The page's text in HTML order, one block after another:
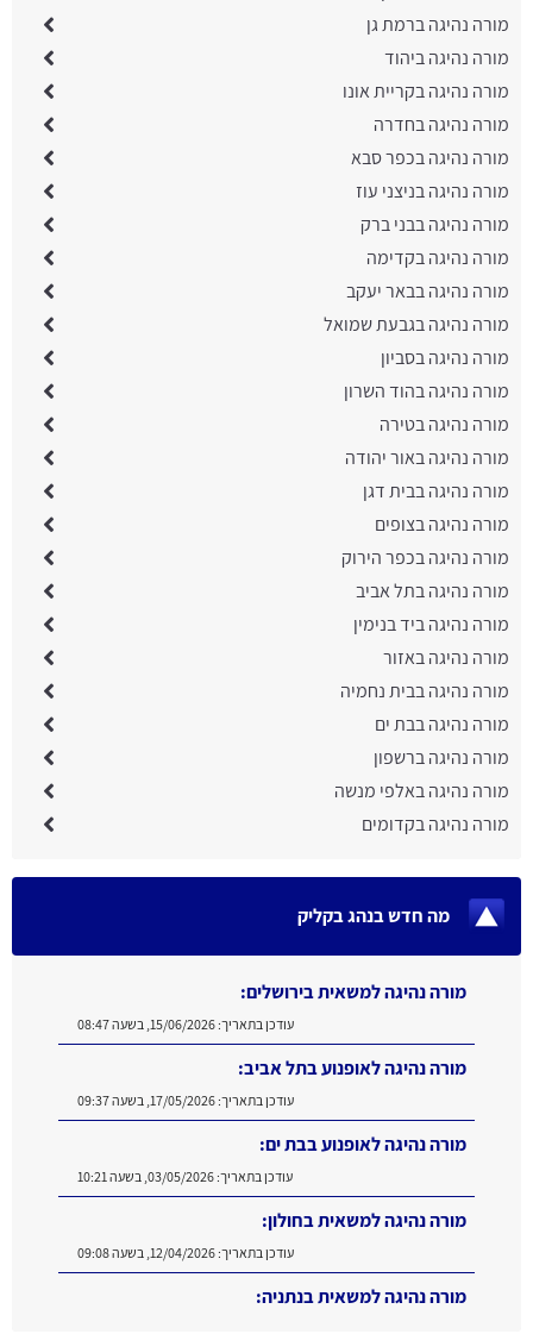
מורה נהיגה ברמת גן
מורה נהיגה ביהוד
מורה נהיגה בקריית אונו
מורה נהיגה בחדרה
מורה נהיגה בכפר סבא
מורה נהיגה בניצני עוז
מורה נהיגה בבני ברק
מורה נהיגה בקדימה
מורה נהיגה בבאר יעקב
מורה נהיגה בגבעת שמואל
מורה נהיגה בסביון
מורה נהיגה בהוד השרון
מורה נהיגה בטירה
מורה נהיגה באור יהודה
מורה נהיגה בבית דגן
מורה נהיגה בצופים
מורה נהיגה בכפר הירוק
מורה נהיגה בתל אביב
מורה נהיגה ביד בנימין
מורה נהיגה באזור
מורה נהיגה בבית נחמיה
מורה נהיגה בבת ים
מורה נהיגה ברשפון
מורה נהיגה באלפי מנשה
מורה נהיגה בקדומים
מה חדש בנהג בקליק
מורה נהיגה למשאית בירושלים:
עודכן בתאריך:15/06/2026, בשעה 08:47
מורה נהיגה לאופנוע בתל אביב:
עודכן בתאריך:17/05/2026, בשעה 09:37
מורה נהיגה לאופנוע בבת ים:
עודכן בתאריך:03/05/2026, בשעה 10:21
מורה נהיגה למשאית בחולון:
עודכן בתאריך:12/04/2026, בשעה 09:08
מורה נהיגה למשאית בנתניה: